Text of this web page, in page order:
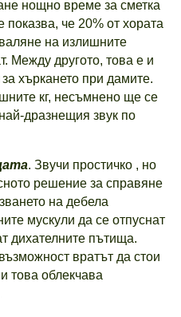
нощно време за сметка
че 20% от хората
на излишните
Между другото, това е и
хъркането при дамите.
кг, несъмнено ще се
дразнещия звук по
. Звучи простичко , но
решение за справяне
на дебела
мускули да се отпуснат
дихателните пътища.
вратът да стои
това облекчава